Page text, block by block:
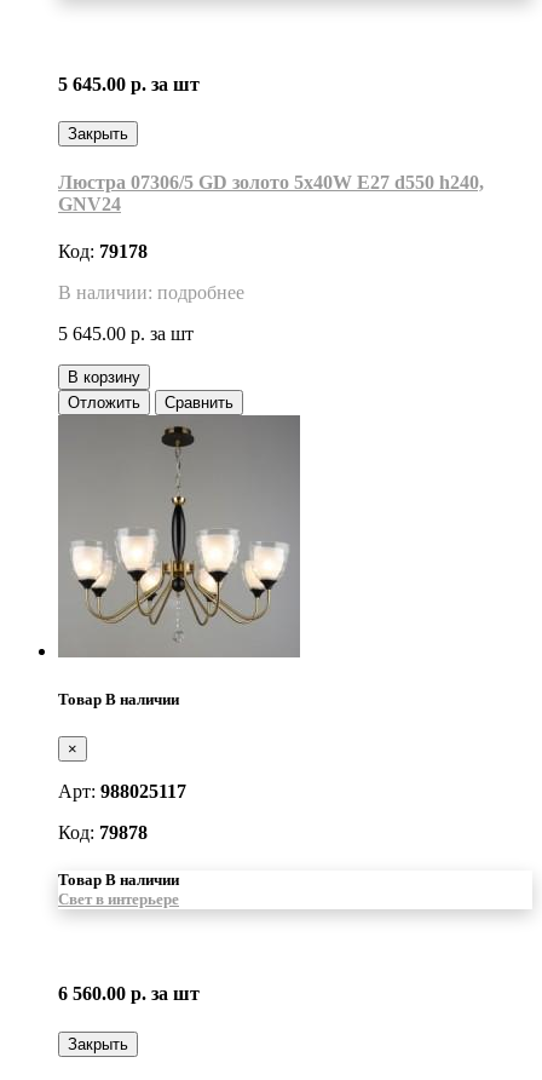
5 645.00 р. за шт
Закрыть
Люстра 07306/5 GD золото 5x40W E27 d550 h240,
GNV24
Код: 79178
В наличии: подробнее
5 645.00 р. за шт
В корзину
Отложить
Сравнить
Товар В наличии
×
Арт: 988025117
Код: 79878
Товар В наличии
Свет в интерьере
6 560.00 р. за шт
Закрыть